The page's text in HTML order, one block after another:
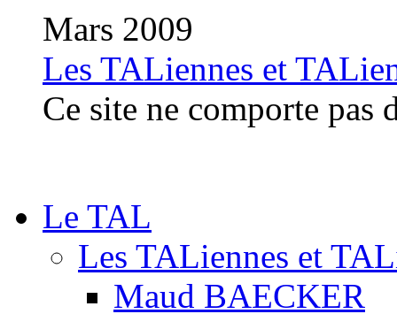
Mars 2009
Les TALiennes et
Ce site ne comporte pas
Le TAL
Les TALiennes et
Maud BAECKER